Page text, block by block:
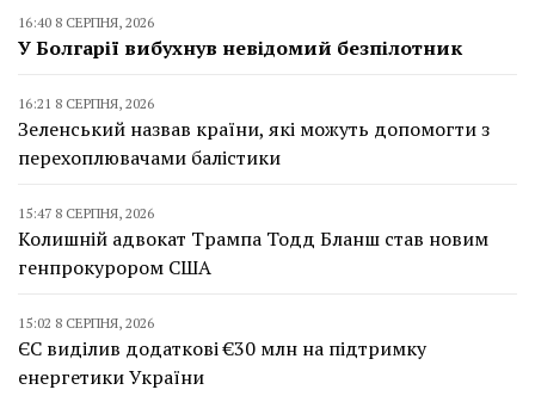
16:40 8 СЕРПНЯ, 2026
У Болгарії вибухнув невідомий безпілотник
16:21 8 СЕРПНЯ, 2026
Зеленський назвав країни, які можуть допомогти з
перехоплювачами балістики
15:47 8 СЕРПНЯ, 2026
Колишній адвокат Трампа Тодд Бланш став новим
генпрокурором США
15:02 8 СЕРПНЯ, 2026
ЄС виділив додаткові €30 млн на підтримку
енергетики України